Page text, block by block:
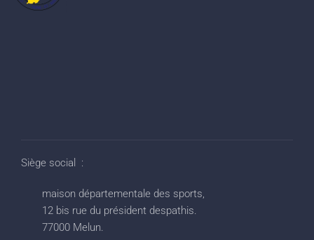
Siège social :
maison départementale des sports,
12 bis rue du président despathis.
77000 Melun.